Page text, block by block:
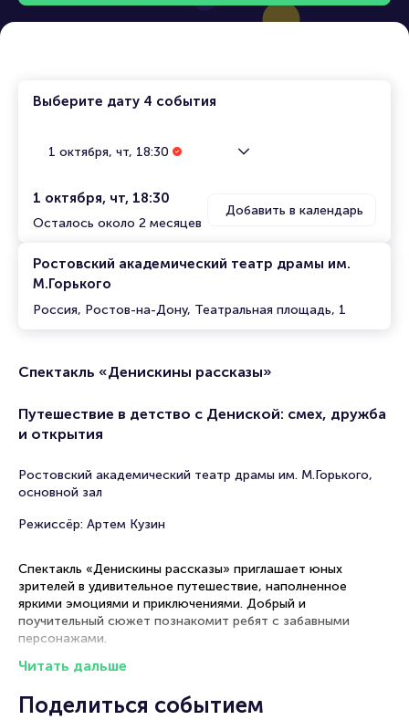
Выберите дату 4 события
1 октября, чт, 18:30
1 октября, чт, 18:30
Осталось около 2 месяцев
Добавить в календарь
Ростовский академический театр драмы им.
М.Горького
Россия, Ростов-на-Дону, Театральная площадь, 1
Спектакль «Денискины рассказы»
Путешествие в детство с Дениской: смех, дружба
и открытия
Ростовский академический театр драмы им. М.Горького,
основной зал
Режиссёр: Артем Кузин
Спектакль «Денискины рассказы» приглашает юных
зрителей в удивительное путешествие, наполненное
яркими эмоциями и приключениями. Добрый и
поучительный сюжет познакомит ребят с забавными
персонажами.
Спектакль «Денискины рассказы» состоится 1 октября
М.Горького в Ростове-на-Дону приглашает маленьких
Читать дальше
Поделиться событием